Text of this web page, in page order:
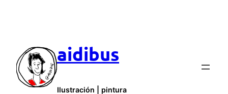
aidibus
Ilustración | pintura